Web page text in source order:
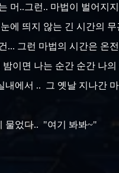
머..그런.. 마법이 벌어지
에 띄지 않는 긴 시간의
... 그런 마법의 시간은 온
이면 나는 순간 순간 나
내에서 .. 그 옛날 지나간
물었다.. "여기 봐봐~"